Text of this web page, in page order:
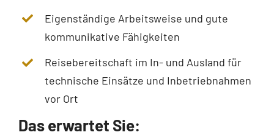
Eigenständige Arbeitsweise und gute
kommunikative Fähigkeiten
Reisebereitschaft im In- und Ausland für
technische Einsätze und Inbetriebnahmen
vor Ort
Das erwartet Sie: